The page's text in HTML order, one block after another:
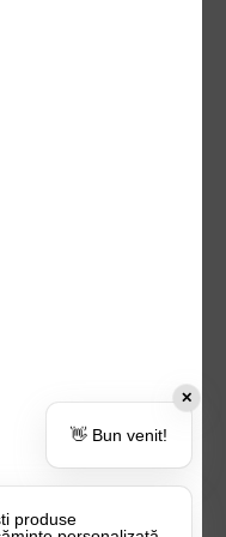
✕
👋 Bun venit!
produse